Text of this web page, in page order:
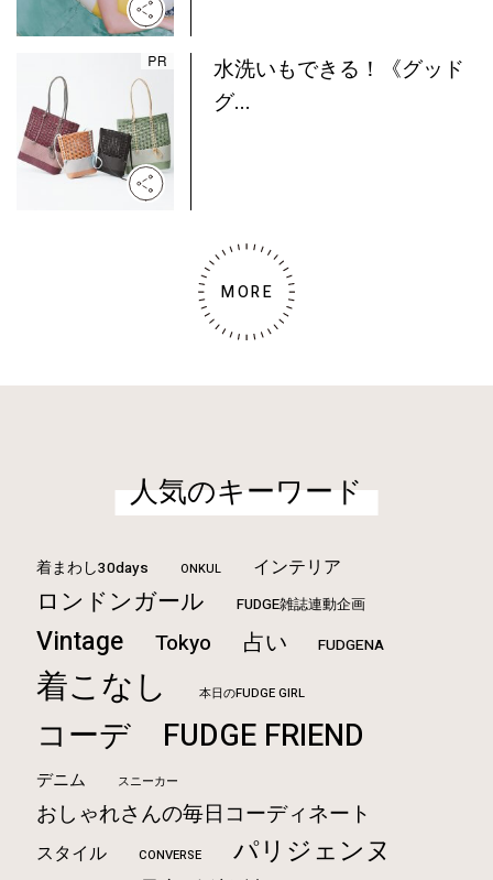
水洗いもできる！《グッド
グ...
MORE
人気のキーワード
着まわし30days ONKUL インテリア
ロンドンガール FUDGE雑誌連動企画
Vintage Tokyo 占い FUDGENA
着こなし 本日のFUDGE GIRL
コーデ FUDGE FRIEND
デニム スニーカー
おしゃれさんの毎日コーディネート
スタイル CONVERSE パリジェンヌ